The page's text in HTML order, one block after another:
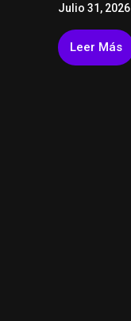
Julio 31, 2026
Leer Más